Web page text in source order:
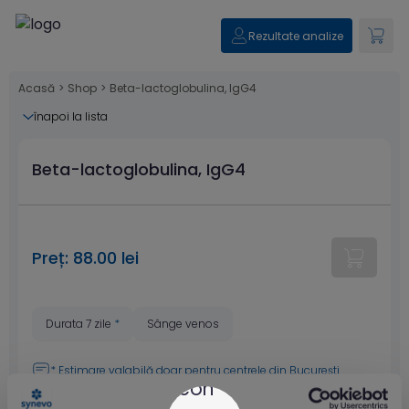
Rezultate analize
Acasă > Shop > Beta-lactoglobulina, IgG4
înapoi la lista
Beta-lactoglobulina, IgG4
Preț: 88.00 lei
Durata 7 zile * Sânge venos
* Estimare valabilă doar pentru centrele din București